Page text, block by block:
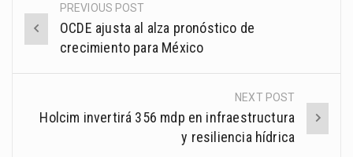
Post
navigation
PREVIOUS POST
OCDE ajusta al alza pronóstico de
crecimiento para México
NEXT POST
Holcim invertirá 356 mdp en infraestructura
y resiliencia hídrica